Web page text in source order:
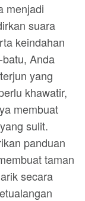
menjadi
suara
keindahan
Anda
yang
khawatir,
membuat
sulit.
panduan
taman
secara